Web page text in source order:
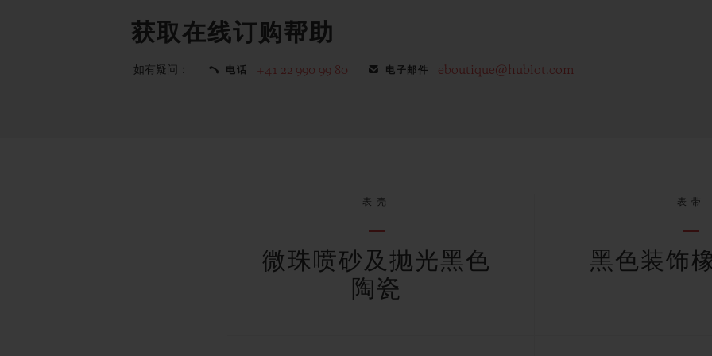
获取在线订购帮助
如有疑问： 电话 +41 22 990 99 80 电子邮件 eboutique@hublot.com
表壳
微珠喷砂及抛光黑色
陶瓷
表带
黑色装饰